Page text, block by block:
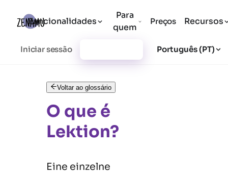
Funcionalidades
Para
quem
Preços Recursos
Iniciar sessão Português (PT)
Voltar ao glossário
O que é
Lektion?
Eine einzelne